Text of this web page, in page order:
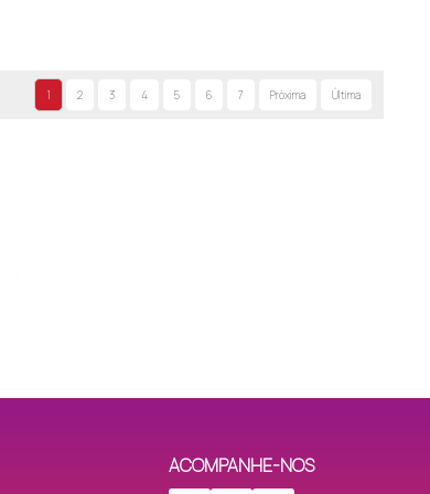
(48) 99139-4619
(48) 99179-3094
1 2 3 4 5 6 7 Próxima Última
ACOMPANHE-NOS